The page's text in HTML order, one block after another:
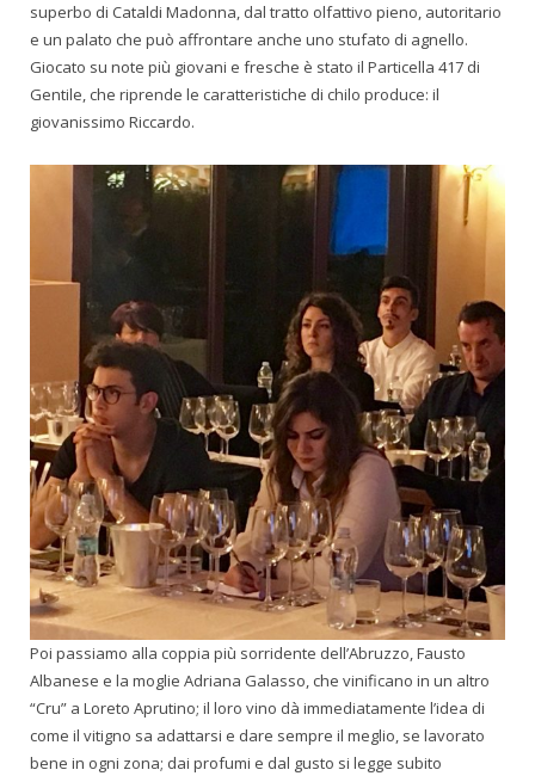
superbo di Cataldi Madonna, dal tratto olfattivo pieno, autoritario
e un palato che può affrontare anche uno stufato di agnello.
Giocato su note più giovani e fresche è stato il Particella 417 di
Gentile, che riprende le caratteristiche di chilo produce: il
giovanissimo Riccardo.
Poi passiamo alla coppia più sorridente dell’Abruzzo, Fausto
Albanese e la moglie Adriana Galasso, che vinificano in un altro
“Cru” a Loreto Aprutino; il loro vino dà immediatamente l’idea di
come il vitigno sa adattarsi e dare sempre il meglio, se lavorato
bene in ogni zona; dai profumi e dal gusto si legge subito